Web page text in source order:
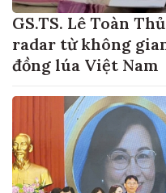
GS.TS. Lê Toàn
radar từ không
đồng lúa Việt Nam